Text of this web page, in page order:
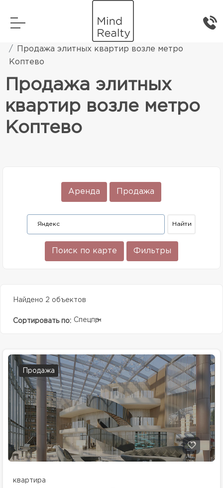
Элитная жилая недвижимость
Продажа элитных квартир возле метро
Коптево
Продажа элитных
квартир возле метро
Коптево
Аренда Продажа
Поиск по карте Фильтры
Найдено 2 объектов
Сортировать по: Спецпредолжение
Продажа
квартира